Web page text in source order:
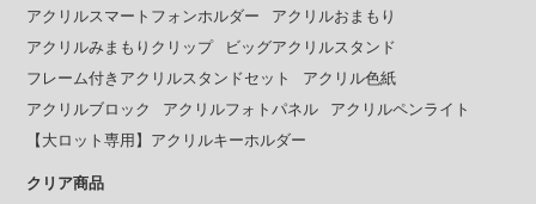
アクリルスマートフォンホルダー
アクリルおまもり
アクリルみまもりクリップ
ビッグアクリルスタンド
フレーム付きアクリルスタンドセット
アクリル色紙
アクリルブロック
アクリルフォトパネル
アクリルペンライト
【大ロット専用】アクリルキーホルダー
クリア商品